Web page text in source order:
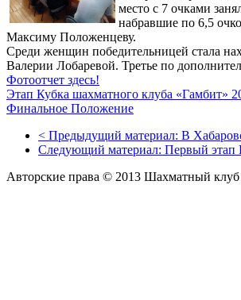
место с 7 очками
набравшие по 6,5
Максиму Положенцеву.
Среди женщин победительницей стала
Валерии Лобаревой. Третье по
Фотоотчет здесь!
Этап Кубка шахматного клуба «Гамбит»
Финальное Положение
< Предыдущий материал: В
Следующий материал: Первый этап
Авторские права © 2013 Шахматный